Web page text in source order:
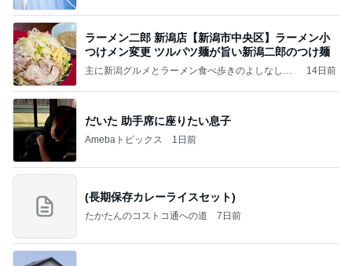
ラーメン二郎 新潟店【新潟市中央区】ラーメン小
つけメン変更 ツルパツ麺が旨い新潟二郎のつけ麺
主に新潟グルメとラーメン食べ歩きのよしなしご
14日前
だいた 助手席に座りたい息子
Amebaトピックス 1日前
(長期保存カレーライスセット)
たかたんのコストコ通への道 7日前